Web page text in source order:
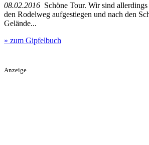
08.02.2016 Schöne Tour. Wir sind
den Rodelweg aufgestiegen und nach den
Gelände...
» zum Gipfelbuch
Anzeige